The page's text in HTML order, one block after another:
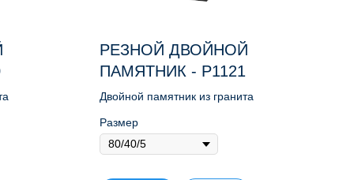
РЕЗНОЙ ДВОЙНОЙ
ПАМЯТНИК - Р1121
Двойной памятник из гранита
Размер